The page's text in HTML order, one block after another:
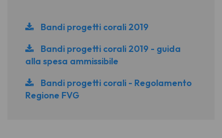
Bandi progetti corali 2019
Bandi progetti corali 2019 - guida
alla spesa ammissibile
Bandi progetti corali - Regolamento
Regione FVG